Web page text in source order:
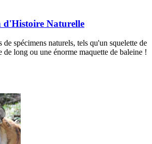
d'Histoire Naturelle
spécimens naturels, tels qu'un squelette de
de long ou une énorme maquette de baleine !